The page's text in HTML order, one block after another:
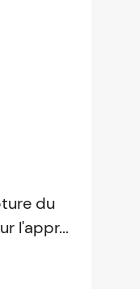
du
l'appr...